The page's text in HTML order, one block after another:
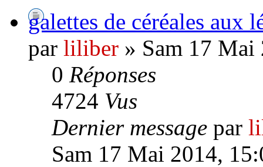
galettes de céréales aux
par liliber » Sam 17 Mai
0 Réponses
4724 Vus
Dernier message par
Sam 17 Mai 2014,